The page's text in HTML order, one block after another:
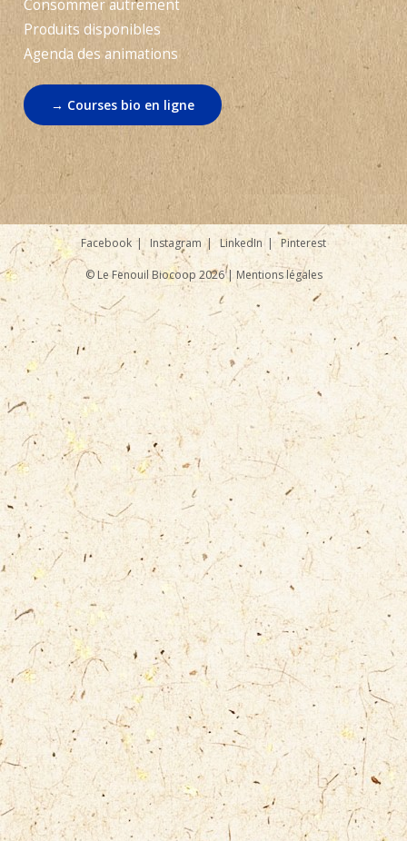
Consommer autrement
Produits disponibles
Agenda des animations
→ Courses bio en ligne
Facebook Instagram LinkedIn Pinterest
© Le Fenouil Biocoop 2026 | Mentions légales